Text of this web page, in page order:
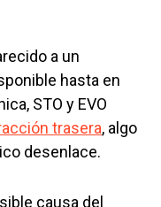
a un
hasta en
STO y EVO
trasera, algo
desenlace.
causa del